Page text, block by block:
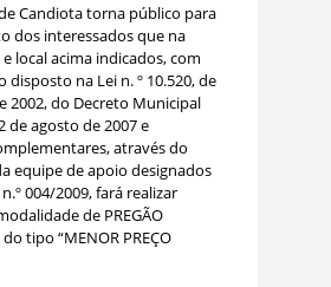
Candiota torna público para
dos interessados que na
local acima indicados, com
disposto na Lei n. º 10.520, de
2002, do Decreto Municipal
de agosto de 2007 e
através do
equipe de apoio designados
004/2009, fará realizar
de PREGÃO
do tipo “MENOR PREÇO